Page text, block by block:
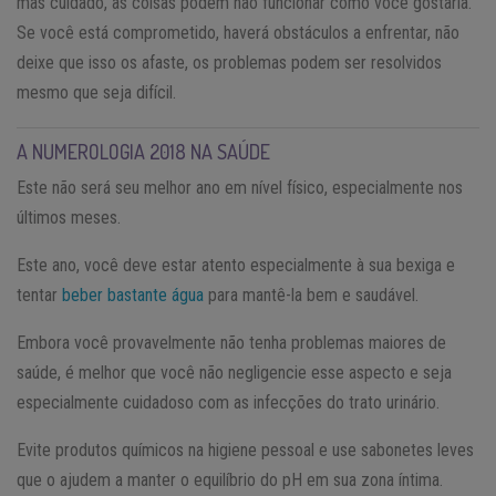
Se você está comprometido, haverá obstáculos a enfrentar, não
deixe que isso os afaste, os problemas podem ser resolvidos
mesmo que seja difícil.
A NUMEROLOGIA 2018 NA SAÚDE
Este não será seu melhor ano em nível físico, especialmente nos
últimos meses.
Este ano, você deve estar atento especialmente à sua bexiga e
tentar beber bastante água para mantê-la bem e saudável.
Embora você provavelmente não tenha problemas maiores de
saúde, é melhor que você não negligencie esse aspecto e seja
especialmente cuidadoso com as infecções do trato urinário.
Evite produtos químicos na higiene pessoal e use sabonetes leves
que o ajudem a manter o equilíbrio do pH em sua zona íntima.